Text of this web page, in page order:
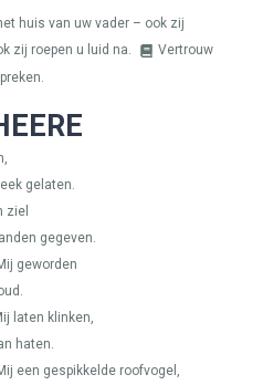
huis van uw vader – ook zij
zij roepen u luid na.
Vertrouw
gelaten.
ziel
gegeven.
geworden
laten klinken,
haten.
een gespikkelde roofvogel,